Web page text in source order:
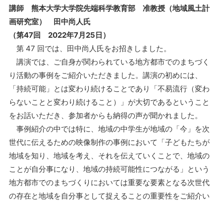
講師 熊本大学大学院先端科学教育部 准教授（地域風土計
画研究室） 田中尚人氏
（第47回 2022年7月25日）
第 47 回では、田中尚人氏をお招きしました。
講演では、ご自身が関わられている地方都市でのまちづく
り活動の事例をご紹介いただきました。講演の初めには、
「持続可能」とは変わり続けることであり「不易流行（変わ
らないことと変わり続けること）」が大切であるということ
をお話いただき、参加者からも納得の声が聞かれました。
事例紹介の中では特に、地域の中学生が地域の「今」を次
世代に伝えるための映像制作の事例において「子どもたちが
地域を知り、地域を考え、それを伝えていくことで、地域の
ことが自分事になり、地域の持続可能性につながる」という
地方都市でのまちづくりにおいては重要な要素となる次世代
の存在と地域を自分事として捉えることの重要性をご紹介い